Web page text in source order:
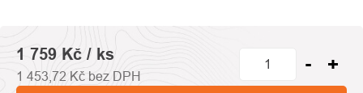
1 759 Kč / ks
1 453,72 Kč bez DPH